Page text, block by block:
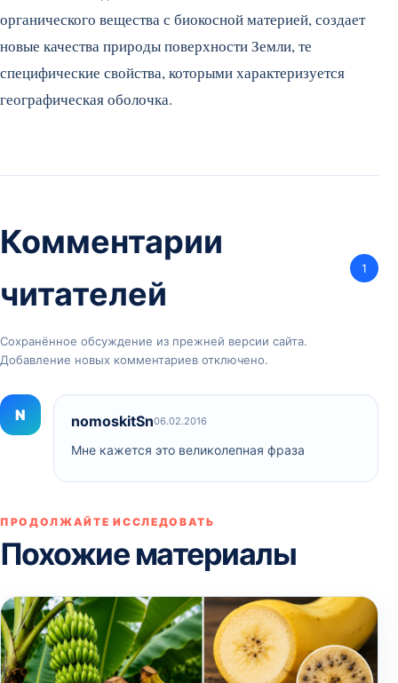
органического вещества с биокосной материей, создает
новые качества природы поверхности Земли, те
специфические свойства, которыми характеризуется
географическая оболочка.
Комментарии
читателей
1
Сохранённое обсуждение из прежней версии сайта.
Добавление новых комментариев отключено.
N nomoskitSn06.02.2016
Мне кажется это великолепная фраза
ПРОДОЛЖАЙТЕ ИССЛЕДОВАТЬ
Похожие материалы